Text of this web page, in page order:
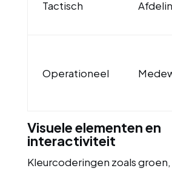
Tactisch
Operationeel
Visuele elementen en
interactiviteit
Kleurcoderingen zoals